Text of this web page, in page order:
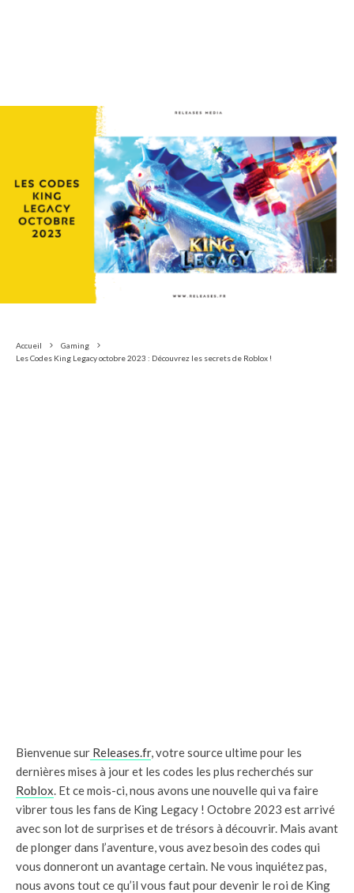
Accueil
Gaming
Les Codes King Legacy octobre 2023 : Découvrez les secrets de Roblox !
Bienvenue sur Releases.fr, votre source ultime pour les
dernières mises à jour et les codes les plus recherchés sur
Roblox. Et ce mois-ci, nous avons une nouvelle qui va faire
vibrer tous les fans de King Legacy ! Octobre 2023 est arrivé
avec son lot de surprises et de trésors à découvrir. Mais avant
de plonger dans l’aventure, vous avez besoin des codes qui
vous donneront un avantage certain. Ne vous inquiétez pas,
nous avons tout ce qu’il vous faut pour devenir le roi de King